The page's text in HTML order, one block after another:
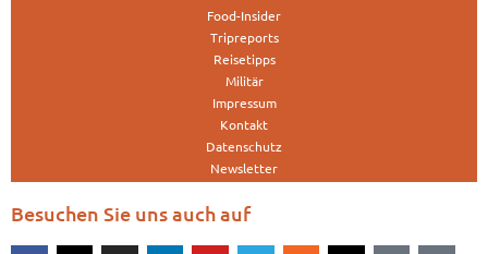
Food-Insider
Tripreports
Reisetipps
Militär
Impressum
Kontakt
Datenschutz
Newsletter
Besuchen Sie uns auch auf